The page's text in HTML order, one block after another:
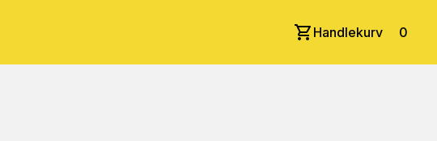
Handlekurv 0